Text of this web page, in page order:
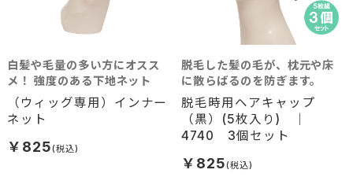
（ウィッグ専用）インナー
ネット
白髪や毛量の多い方にオスス
メ！ 強度のある下地ネット
￥825
脱毛時用ヘアキャップ
（黒）(5枚入り) ｜
4740 3個セット
脱毛した髪の毛が、枕元や床
に散らばるのを防ぎます。
￥825